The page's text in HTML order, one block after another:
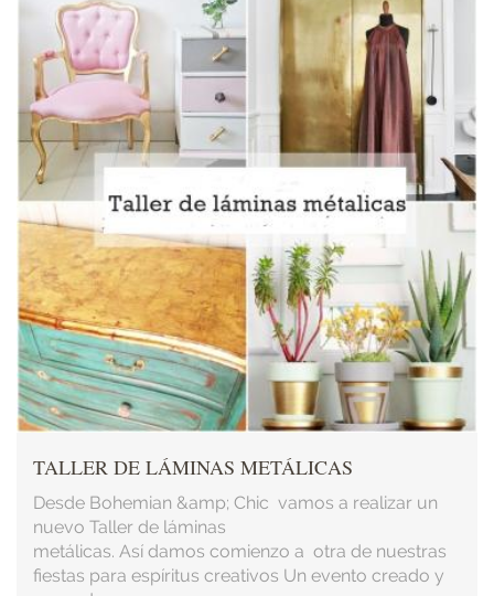
TALLER DE LÁMINAS METÁLICAS
Desde Bohemian &amp; Chic vamos a realizar un
nuevo Taller de láminas
metálicas. Así damos comienzo a otra de nuestras
fiestas para espíritus creativos Un evento creado y